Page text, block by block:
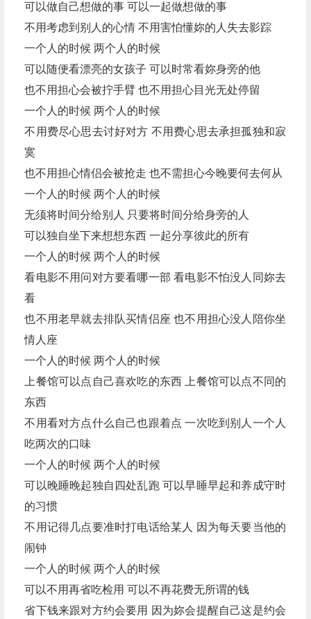
可以做自己想做的事 可以一起做想做的事
不用考虑到别人的心情 不用害怕懂妳的人失去影踪
一个人的时候 两个人的时候
可以随便看漂亮的女孩子 可以时常看妳身旁的他
也不用担心会被拧手臂 也不用担心目光无处停留
一个人的时候 两个人的时候
不用费尽心思去讨好对方 不用费心思去承担孤独和寂
寞
也不用担心情侣会被抢走 也不需担心今晚要何去何从
一个人的时候 两个人的时候
无须将时间分给别人 只要将时间分给身旁的人
可以独自坐下来想想东西 一起分享彼此的所有
一个人的时候 两个人的时候
看电影不用问对方要看哪一部 看电影不怕没人同妳去
看
也不用老早就去排队买情侣座 也不用担心没人陪你坐
情人座
一个人的时候 两个人的时候
上餐馆可以点自己喜欢吃的东西 上餐馆可以点不同的
东西
不用看对方点什么自己也跟着点 一次吃到别人一个人
吃两次的口味
一个人的时候 两个人的时候
可以晚睡晚起独自四处乱跑 可以早睡早起和养成守时
的习惯
不用记得几点要准时打电话给某人 因为每天要当他的
闹钟
一个人的时候 两个人的时候
可以不用再省吃检用 可以不再花费无所谓的钱
省下钱来跟对方约会要用 因为妳会提醒自己这是约会